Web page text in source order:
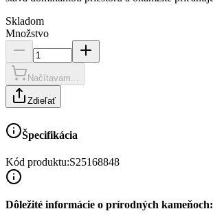
Skladom
Množstvo
Načítavam...
Zdieľať
Špecifikácia
Kód produktu:S25168848
Dôležité informácie o prírodných kameňoch: